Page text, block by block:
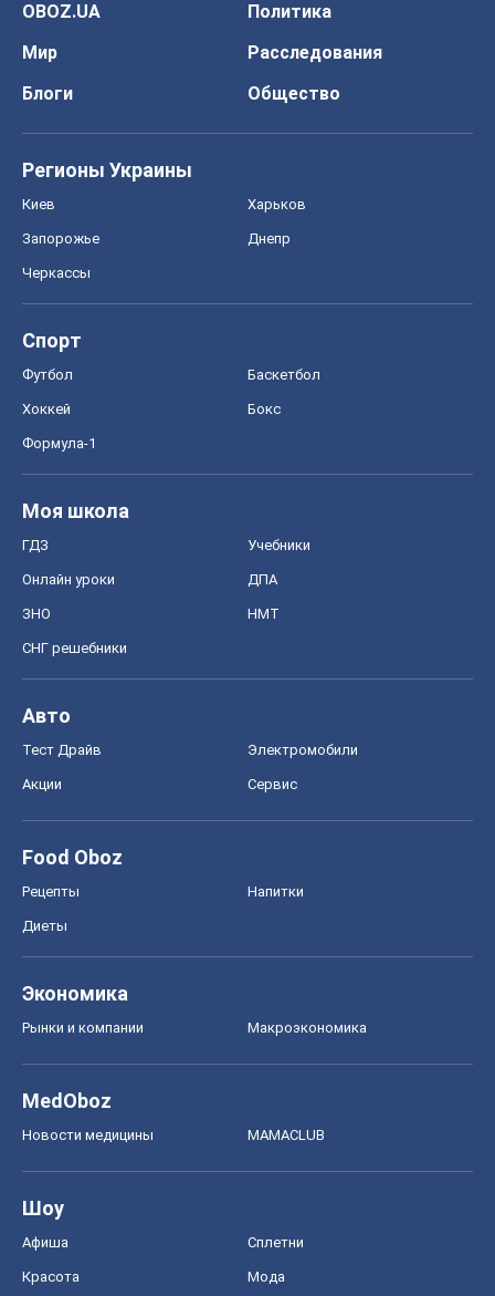
OBOZ.UA
Политика
Мир
Расследования
Блоги
Общество
Регионы Украины
Киев Харьков
Запорожье Днепр
Черкассы
Спорт
Футбол Баскетбол
Хоккей Бокс
Формула-1
Моя школа
ГДЗ Учебники
Онлайн уроки ДПА
ЗНО НМТ
СНГ решебники
Авто
Тест Драйв Электромобили
Акции Сервис
Food Oboz
Рецепты Напитки
Диеты
Экономика
Рынки и компании Mакроэкономика
MedOboz
Новости медицины MAMACLUB
Шоу
Афиша Сплетни
Красота Мода